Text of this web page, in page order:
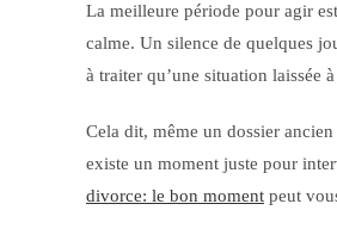
La meilleure période pour agir
calme. Un silence de quelques
à traiter qu’une situation laissée
Cela dit, même un dossier
existe un moment juste pour
divorce: le bon moment peut